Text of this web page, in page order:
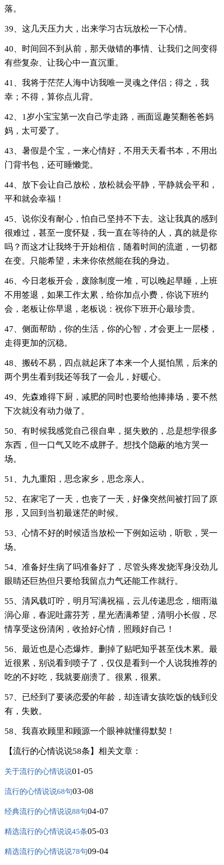
落。
39、这几天压力大，出来学习古玩放松一下心情。
40、时间回不到从前，那天做错的事情、让我们之间变得
有些复杂、让我心中一直沉重。
41、我将于茫茫人海中访我唯一灵魂之伴侣；得之，我
幸；不得，算你点儿背。
42、1岁小宝宝第一次自己学走路，画面逗趣笑翻爸爸妈
妈，太可爱了。
43、暑假是个宝，一来心情好，不用天天看书本，不用出
门背书包，还可睡懒觉。
44、放下会让自己放松，放松就会平静，平静就会平和，
平和就会幸福！
45、说你没有耐心，怕自己坚持不下去。这让我真的感到
很难过，甚至一度怀疑，我一直在等待的人，真的就是你
吗？而这才让我终于开始相信，随着时间的流逝，一切都
在变。只能希望，未来你依然能在我的身边。
46、今日老板开会，废除制度一堆，可以晚起早睡，上班
不用签退，如果工作太累，给你加点小费，你说下班约
会，老板让你早退，老板说：祝你下班开心最珍贵。
47、侧面帮助，你的生活，你的心智，才会更上一层楼，
走得更加的沉稳。
48、搬砖不易，四点就起床了本来一个人挺怕黑，后来的
两个男生看到我还等我了一会儿，好暖心。
49、先森难得下厨，减肥的同时也要给他捧捧场，要不然
下次就没有动力做了。
50、有时候我感觉自己很自卑，挺失败的，总是想学很多
东西，但一口气又吃不成胖子。想找个隐蔽的地方哭一
场。
51、九九重阳，思念家乡，思念亲人。
52、在家宅了一天，也丧了一天，好像突然间被打回了原
形，又回到当初最迷茫的时候。
53、心情不好的时候适当放松一下例如运动，听歌，哭一
场。
54、准备好生病了吗准备好了，尽管头疼发烧浑身没劲儿
眼睛还巨热但只要给我留点力气还能工作就行。
55、清风载叮咛，明月写满祝福，云儿传递思念，细雨滋
润心扉，春泥吐露芬芳，星光洒满希望，清明小长假，尽
情享受这份清闲，收拾好心情，照顾好自己！
56、最近也是心态爆炸。删掉了贴吧知乎甚至伐木累。最
近很累，别说看到喷子了，仅仅是看到一个人说我推荐的
吃的不好吃，我就要崩溃了。很累，很累。
57、已经到了要谈恋爱的年龄，却连请女孩吃饭的钱到没
有，失败。
58、我喜欢顾里和顾源一个眼神就懂得默契！
【流行的心情说说58条】相关文章：
关于流行的心情说说01-05
流行的心情说说68句03-08
经典流行的心情说说88句04-07
精选流行的心情说说45条05-03
精选流行的心情说说78句09-04